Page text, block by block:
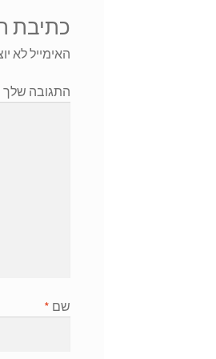
כתיבת
האימייל לא
התגובה שלך
שם *